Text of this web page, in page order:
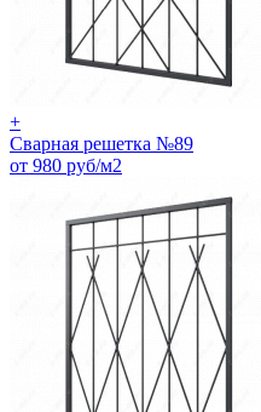
+
Сварная решетка №89
от 980 руб/м2